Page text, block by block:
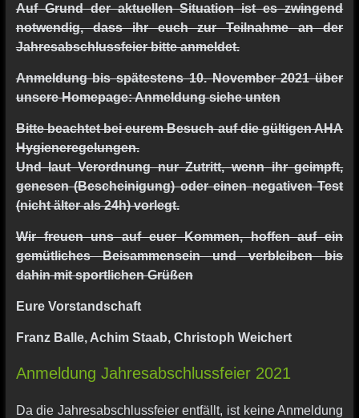
Auf Grund der aktuellen Situation ist es zwingend
notwendig, dass ihr euch zur Teilnahme an der
Jahresabschlussfeier bitte anmeldet.
Anmeldung bis spätestens 10. November 2021 über
unsere Homepage: Anmeldung siehe unten
Bitte beachtet bei eurem Besuch auf die gültigen AHA
Hygieneregelungen.
Und laut Verordnung nur Zutritt, wenn ihr geimpft,
genesen (Bescheinigung) oder einen negativen Test
(nicht älter als 24h) vorlegt.
Wir freuen uns auf euer Kommen, hoffen auf ein
gemütliches Beisammensein und verbleiben bis
dahin mit sportlichen Grüßen
Eure Vorstandschaft
Franz Balle, Achim Staab, Christoph Weichert
Anmeldung Jahresabschlussfeier 2021
Da die Jahresabschlussfeier entfällt, ist keine Anmeldung